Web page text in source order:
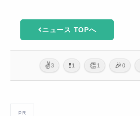
ニュース TOPへ
✌️3 ❗ 1 👏 1 🎉0
PR